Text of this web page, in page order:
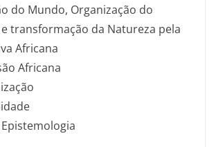
do Mundo, Organização do
transformação da Natureza pela
Africana
Africana